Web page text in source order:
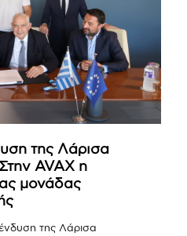
της Λάρισα
AVAX η
μονάδας
της Λάρισα